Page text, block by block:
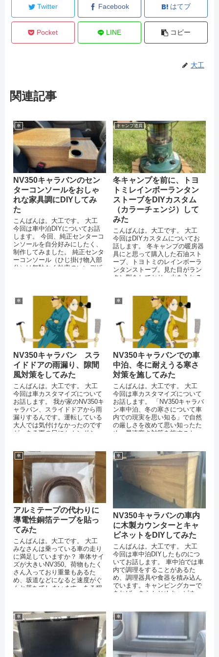
Twitter Facebook はてブ
Pocket LINE コピー
大工
関連記事
車
NV350キャラバンのセン
ターコンソールをおしゃ
れな家具調にDIYしてみ
た
こんばんは。大工です。 大工
今回は車中泊DIYについてお話
します。 今回、純正センターコ
ンソールを自分好みにしたく、
制作してみました。 純正センタ
ーコンソール（ひじ掛け物入部
分）は無駄なく効率のいいデザ
キャンプ道具
冬キャンプを前に、トヨ
トミレインボーランタン
ストーブをDIYカスタム
（カラーチェンジ）して
みた
こんばんは。大工です。 大工
今回はDIYカスタムについてお
話します。 冬キャンプの暖房器
具にと思って購入した石油スト
ーブ、トヨトミのレインボーラ
ンタンストーブ。見た目がラン
タン型をしており、火を入れる
車
NV350キャラバン スラ
イドドアの雨漏り、隙間
風対策をしてみた
こんばんは。大工です。 大工
今回は車カスタマイズについて
お話します。 我が家のNV350キ
ャラバン、スライドドアから雨
漏りするんです。運転している
大人では気付けなかったのです
が、ある雨の日にセカンドシー
車
NV350キャラバンでの車
中泊、冬に耐えうる寒さ
対策を施してみた
こんばんは。大工です。 大工
今回は車カスタマイズについて
お話します。 「NV350キャラバ
ン車中泊、冬の寒さについて車
内での現実を思い知る」で自然
の厳しさを改めて思い知ったた
め、早速寒さ対策を施すこと
車
アルミテープの代わりに
導電性銅箔テープを貼っ
てみた
こんばんは。大工です。 大工
みなさんは乗っている車の走り
に満足していますか？ 車体サイ
ズが大きいNV350。荷物もたく
さん入っており重量もあるた
め、坂道などになると速度がぐ
んと落ちてしまいます。ある程
車
NV350キャラバンの車内
に木製カウンターとキャ
ビネットをDIYしてみた
こんばんは。大工です。 大工
今回は車中泊DIYしたものにつ
いてお話します。 車中泊では車
内で調理をすることがあるた
め、調理器具や食器を積み込ん
でいます。キャンピングカーで
あれば、あらかじめキャビネッ
車 車